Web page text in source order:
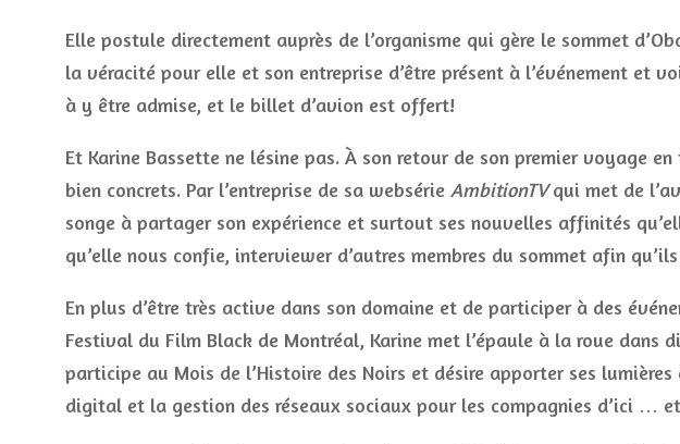
Elle postule directement auprès de l’organisme qui gère le sommet
la véracité pour elle et son entreprise d’être présent à l’événement et
à y être admise, et le billet d’avion est offert!
Et Karine Bassette ne lésine pas. À son retour de son premier voyage
bien concrets. Par l’entreprise de sa websérie AmbitionTVqui met de
songe à partager son expérience et surtout ses nouvelles affinités
qu’elle nous confie, interviewer d’autres membres du sommet afin
En plus d’être très active dans son domaine et de participer à des
Festival du Film Black de Montréal, Karine met l’épaule à la roue dans
participe au Mois de l’Histoire des Noirs et désire apporter ses
digital et la gestion des réseaux sociaux pour les compagnies d’ici …